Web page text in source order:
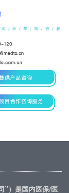
”）是国内医保/医